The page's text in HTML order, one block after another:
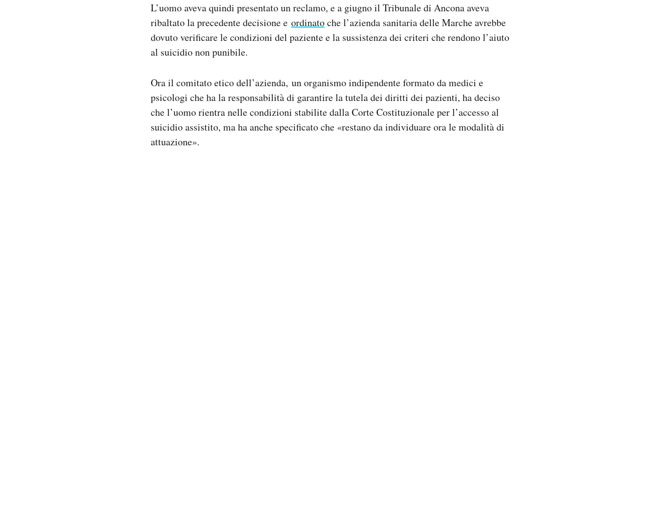
L’uomo aveva quindi presentato un reclamo, e a giugno il Tribunale di Ancona aveva
ribaltato la precedente decisione e ordinatoche l’azienda sanitaria delle Marche avrebbe
dovuto verificare le condizioni del paziente e la sussistenza dei criteri che rendono l’aiuto
al suicidio non punibile.
Ora il comitato etico dell’azienda, un organismo indipendente formato da medici e
psicologi che ha la responsabilità di garantire la tutela dei diritti dei pazienti, ha deciso
che l’uomo rientra nelle condizioni stabilite dalla Corte Costituzionale per l’accesso al
suicidio assistito, ma ha anche specificato che «restano da individuare ora le modalità di
attuazione».